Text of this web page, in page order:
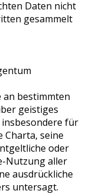
Daten nicht
gesammelt
an bestimmten
geistiges
für
Charta, seine
oder
Nutzung aller
ausdrückliche
untersagt.